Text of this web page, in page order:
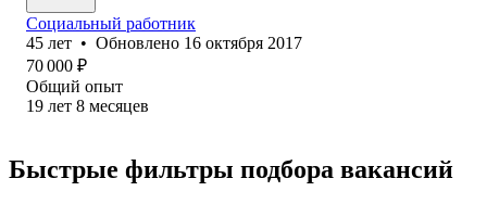
Социальный работник
45 лет • Обновлено 16 октября 2017
70 000 ₽
Общий опыт
19 лет 8 месяцев
Быстрые фильтры подбора вакансий